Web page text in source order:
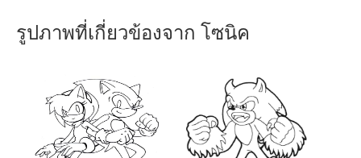
รูปภาพที่เกี่ยวข้องจาก โซนิค